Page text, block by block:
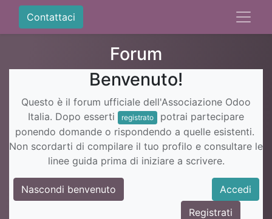
Contattaci
Forum
Benvenuto!
Questo è il forum ufficiale dell'Associazione Odoo
Italia. Dopo esserti
registrato
potrai partecipare
ponendo domande o rispondendo a quelle esistenti.
Non scordarti di compilare il tuo profilo e consultare le
linee guida prima di iniziare a scrivere.
Nascondi benvenuto
Accedi
Registrati